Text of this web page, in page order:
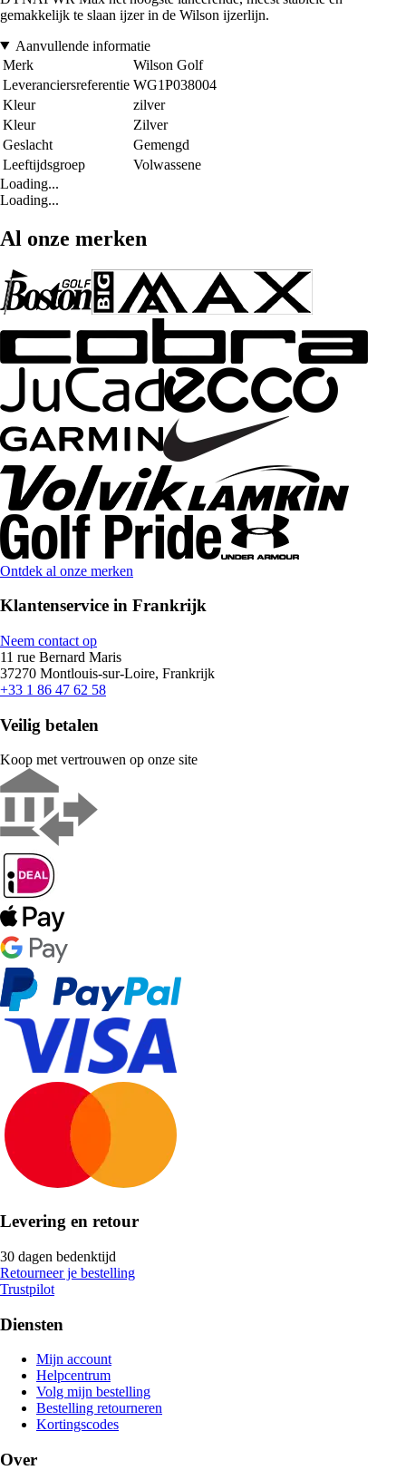
gemakkelijk te slaan ijzer in de Wilson ijzerlijn.
Aanvullende informatie
Merk
Wilson Golf
Leveranciersreferentie WG1P038004
Kleur
zilver
Kleur
Zilver
Geslacht
Gemengd
Leeftijdsgroep
Volwassene
Loading...
Loading...
Al onze merken
Ontdek al onze merken
Klantenservice in Frankrijk
Neem contact op
11 rue Bernard Maris
37270 Montlouis-sur-Loire, Frankrijk
+33 1 86 47 62 58
Veilig betalen
Koop met vertrouwen op onze site
Levering en retour
30 dagen bedenktijd
Retourneer je bestelling
Trustpilot
Diensten
Mijn account
Helpcentrum
Volg mijn bestelling
Bestelling retourneren
Kortingscodes
Over